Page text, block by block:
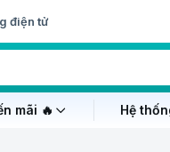
điện tử
mãi 🔥 Hệ